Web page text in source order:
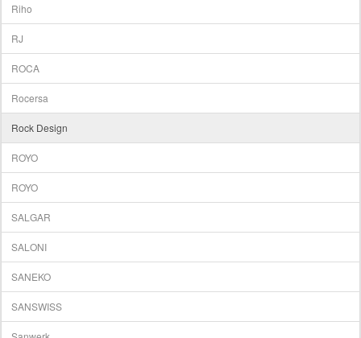
Riho
RJ
ROCA
Rocersa
Rock Design
ROYO
ROYO
SALGAR
SALONI
SANEKO
SANSWISS